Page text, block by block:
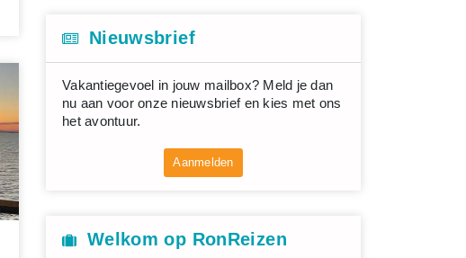
Nieuwsbrief
Vakantiegevoel in jouw mailbox? Meld je dan
nu aan voor onze nieuwsbrief en kies met ons
het avontuur.
Aanmelden
Welkom op RonReizen